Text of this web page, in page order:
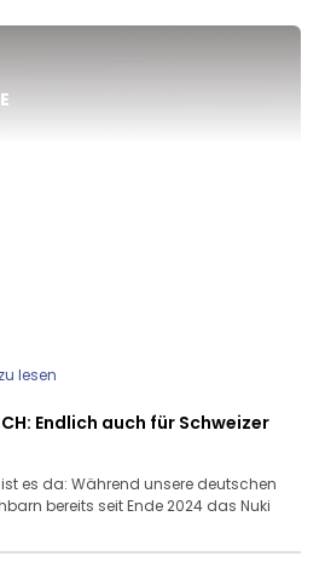
lesen
Endlich auch für Schweizer
es da: Während unsere deutschen
bereits seit Ende 2024 das Nuki